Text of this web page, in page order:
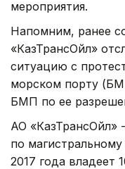
мероприятия.
Напомним, ранее
«КазТрансОйл»
ситуацию с
морском порту
БМП по ее
АО «КазТрансОйл»
по
2017 года владеет